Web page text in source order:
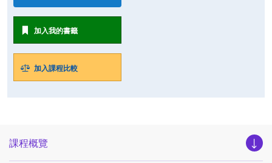
加入我的書籤
加入課程比較
課程概覽